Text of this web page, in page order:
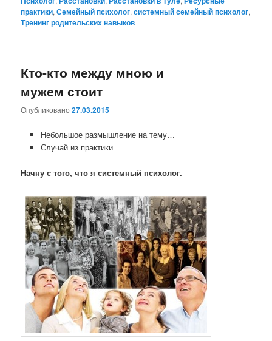
практики,Семейный психолог,системный семейный психолог,
Тренинг родительских навыков
Кто-кто между мною и
мужем стоит
Опубликовано27.03.2015
Небольшое размышление на тему…
Случай из практики
Начну с того, что я системный психолог.